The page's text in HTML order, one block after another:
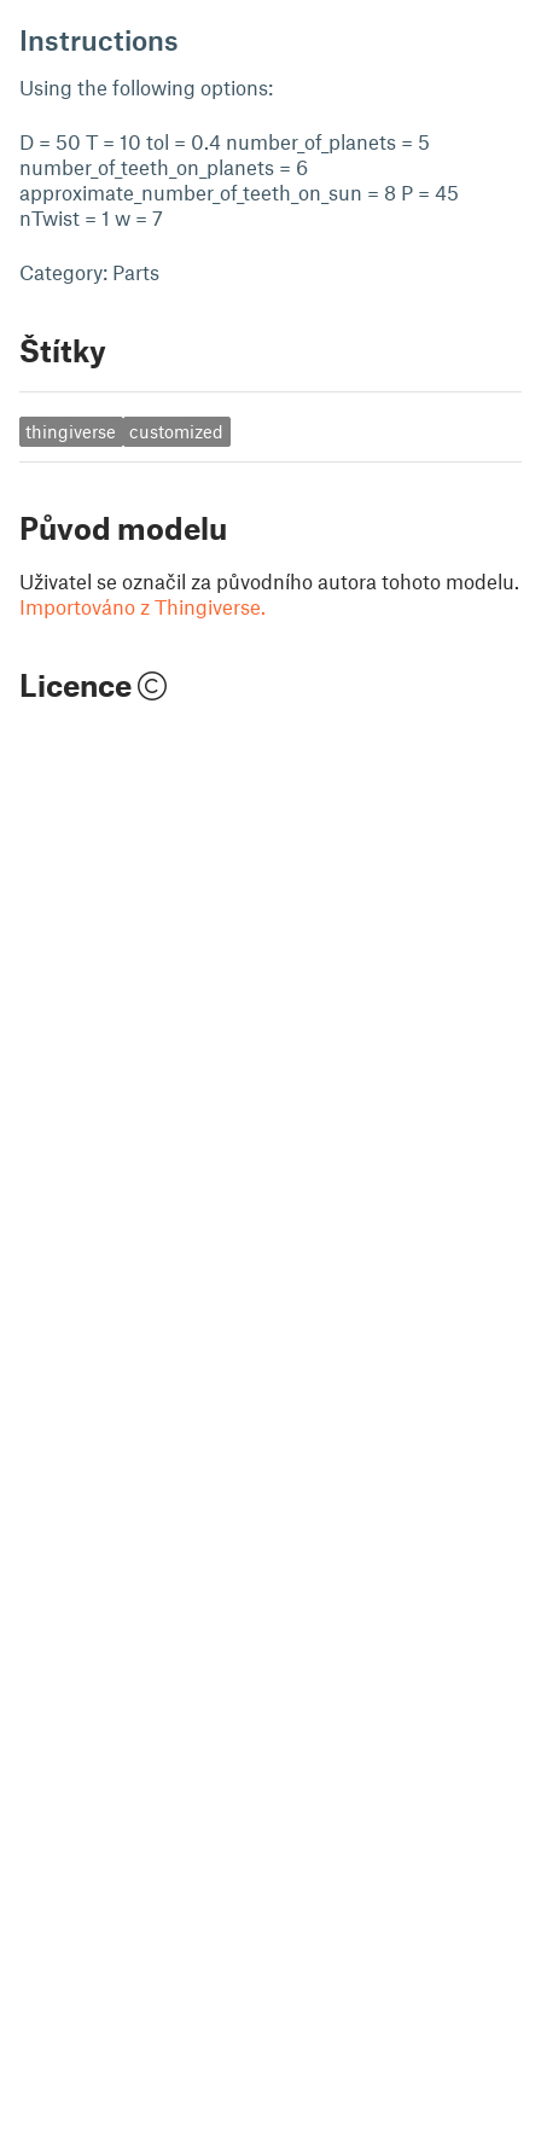
Instructions
Using the following options:
D = 50 T = 10 tol = 0.4 number_of_planets = 5
number_of_teeth_on_planets = 6
approximate_number_of_teeth_on_sun = 8 P = 45
nTwist = 1 w = 7
Category: Parts
Štítky
thingiverse customized
Původ modelu
Uživatel se označil za původního autora tohoto modelu.
Importováno z Thingiverse.
Licence